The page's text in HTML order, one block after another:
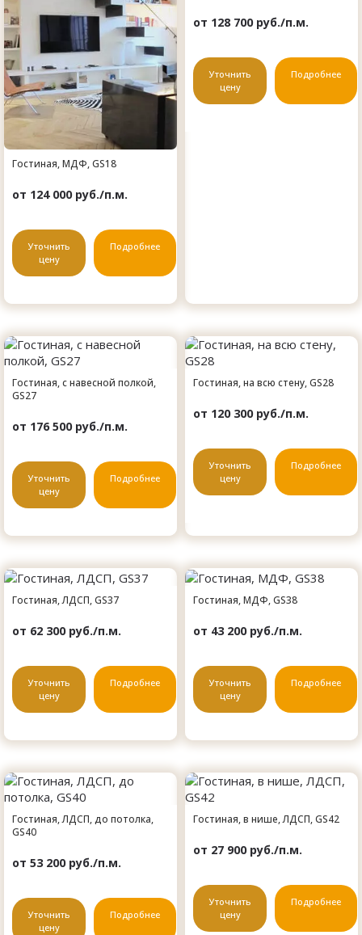
Гостиная, МДФ, GS18
от 124 000 руб./п.м.
Уточнить
цену
Подробнее
от 128 700 руб./п.м.
Уточнить
цену
Подробнее
Гостиная, с навесной полкой,
GS27
от 176 500 руб./п.м.
Уточнить
цену
Подробнее
Гостиная, на всю стену, GS28
от 120 300 руб./п.м.
Уточнить
цену
Подробнее
Гостиная, ЛДСП, GS37
от 62 300 руб./п.м.
Уточнить
цену
Подробнее
Гостиная, МДФ, GS38
от 43 200 руб./п.м.
Уточнить
цену
Подробнее
Гостиная, ЛДСП, до потолка,
GS40
от 53 200 руб./п.м.
Уточнить
цену
Подробнее
Гостиная, в нише, ЛДСП, GS42
от 27 900 руб./п.м.
Уточнить
цену
Подробнее